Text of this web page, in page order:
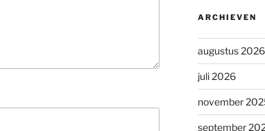
ARCHIEVEN
augustus 2026
juli 2026
november
september